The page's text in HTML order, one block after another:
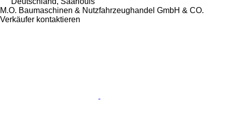
M.O. Baumaschinen & Nutzfahrzeughandel GmbH & CO.
Verkäufer kontaktieren